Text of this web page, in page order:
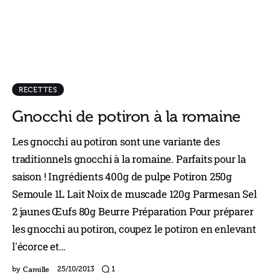
RECETTES
Gnocchi de potiron à la romaine
Les gnocchi au potiron sont une variante des
traditionnels gnocchi à la romaine. Parfaits pour la
saison ! Ingrédients 400g de pulpe Potiron 250g
Semoule 1L Lait Noix de muscade 120g Parmesan Sel
2 jaunes Œufs 80g Beurre Préparation Pour préparer
les gnocchi au potiron, coupez le potiron en enlevant
l'écorce et…
by Camille 25/10/2013 1